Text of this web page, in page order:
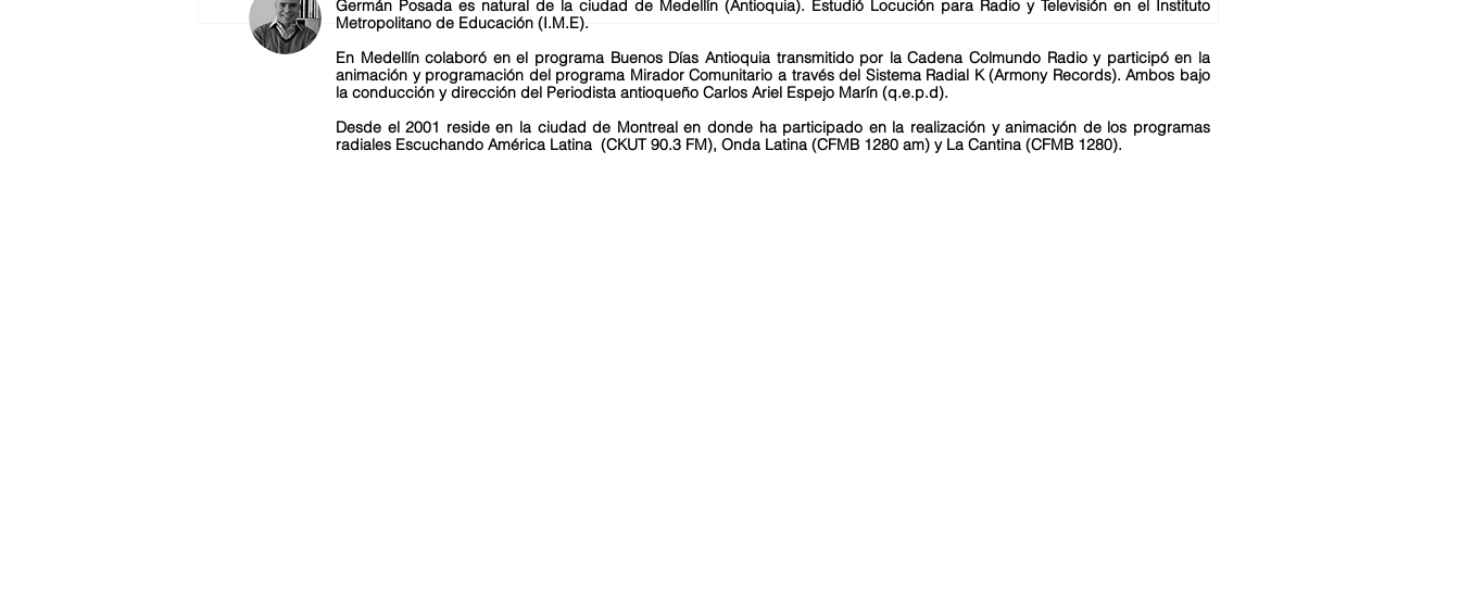
Germán Posada es natural de la ciudad de Medellín (Antioquia). Estudió Locución para Radio y Televisión en el Instituto
Metropolitano de Educación (I.M.E).
En Medellín colaboró en el programa Buenos Días Antioquia transmitido por la Cadena Colmundo Radio y participó en la
animación y programación del programa Mirador Comunitario a través del Sistema Radial K (Armony Records). Ambos bajo
la conducción y dirección del Periodista antioqueño Carlos Ariel Espejo Marín (q.e.p.d).
Desde el 2001 reside en la ciudad de Montreal en donde ha participado en la realización y animación de los programas
radiales Escuchando América Latina (CKUT 90.3 FM), Onda Latina (CFMB 1280 am) y La Cantina (CFMB 1280).